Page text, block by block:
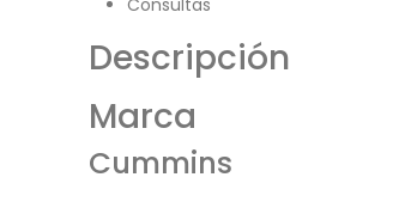
Consultas
Descripción
Marca
Cummins